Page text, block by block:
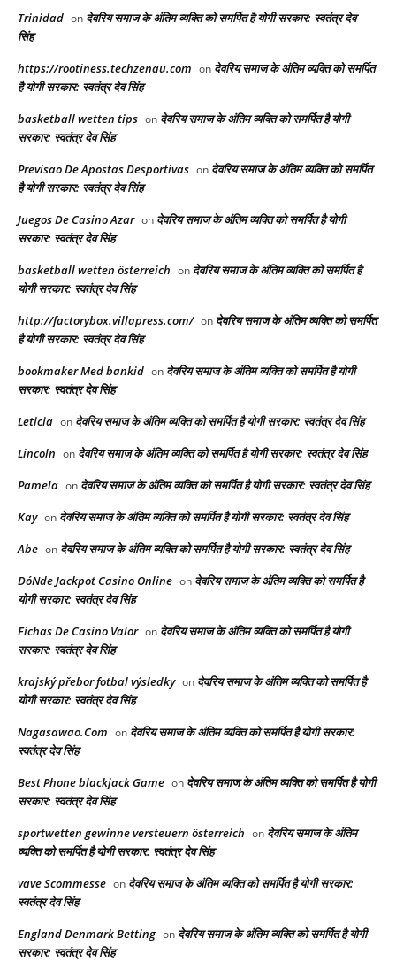
Trinidad on देवरिय समाज के अंतिम व्यक्ति को समर्पित है योगी सरकार: स्वतंत्र देव
सिंह
https://rootiness.techzenau.com on देवरिय समाज के अंतिम व्यक्ति को समर्पित
है योगी सरकार: स्वतंत्र देव सिंह
basketball wetten tips on देवरिय समाज के अंतिम व्यक्ति को समर्पित है योगी
सरकार: स्वतंत्र देव सिंह
Previsao De Apostas Desportivas on देवरिय समाज के अंतिम व्यक्ति को समर्पित
है योगी सरकार: स्वतंत्र देव सिंह
Juegos De Casino Azar on देवरिय समाज के अंतिम व्यक्ति को समर्पित है योगी
सरकार: स्वतंत्र देव सिंह
basketball wetten österreich on देवरिय समाज के अंतिम व्यक्ति को समर्पित है
योगी सरकार: स्वतंत्र देव सिंह
http://factorybox.villapress.com/ on देवरिय समाज के अंतिम व्यक्ति को समर्पित
है योगी सरकार: स्वतंत्र देव सिंह
bookmaker Med bankid on देवरिय समाज के अंतिम व्यक्ति को समर्पित है योगी
सरकार: स्वतंत्र देव सिंह
Leticia on देवरिय समाज के अंतिम व्यक्ति को समर्पित है योगी सरकार: स्वतंत्र देव सिंह
Lincoln on देवरिय समाज के अंतिम व्यक्ति को समर्पित है योगी सरकार: स्वतंत्र देव सिंह
Pamela on देवरिय समाज के अंतिम व्यक्ति को समर्पित है योगी सरकार: स्वतंत्र देव सिंह
Kay on देवरिय समाज के अंतिम व्यक्ति को समर्पित है योगी सरकार: स्वतंत्र देव सिंह
Abe on देवरिय समाज के अंतिम व्यक्ति को समर्पित है योगी सरकार: स्वतंत्र देव सिंह
DóNde Jackpot Casino Online on देवरिय समाज के अंतिम व्यक्ति को समर्पित है
योगी सरकार: स्वतंत्र देव सिंह
Fichas De Casino Valor on देवरिय समाज के अंतिम व्यक्ति को समर्पित है योगी
सरकार: स्वतंत्र देव सिंह
krajský přebor fotbal výsledky on देवरिय समाज के अंतिम व्यक्ति को समर्पित है
योगी सरकार: स्वतंत्र देव सिंह
Nagasawao.Com on देवरिय समाज के अंतिम व्यक्ति को समर्पित है योगी सरकार:
स्वतंत्र देव सिंह
Best Phone blackjack Game on देवरिय समाज के अंतिम व्यक्ति को समर्पित है योगी
सरकार: स्वतंत्र देव सिंह
sportwetten gewinne versteuern österreich on देवरिय समाज के अंतिम
व्यक्ति को समर्पित है योगी सरकार: स्वतंत्र देव सिंह
vave Scommesse on देवरिय समाज के अंतिम व्यक्ति को समर्पित है योगी सरकार:
स्वतंत्र देव सिंह
England Denmark Betting on देवरिय समाज के अंतिम व्यक्ति को समर्पित है योगी
सरकार: स्वतंत्र देव सिंह